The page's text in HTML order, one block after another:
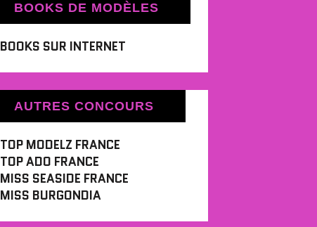
BOOKS DE MODÈLES
BOOKS SUR INTERNET
AUTRES CONCOURS
TOP MODELZ FRANCE
TOP ADO FRANCE
MISS SEASIDE FRANCE
MISS BURGONDIA